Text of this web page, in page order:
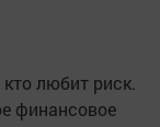
любит риск.
финансовое